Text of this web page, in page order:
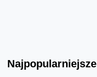
Najpopularniejsze